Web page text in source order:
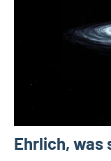
Ehrlich, was